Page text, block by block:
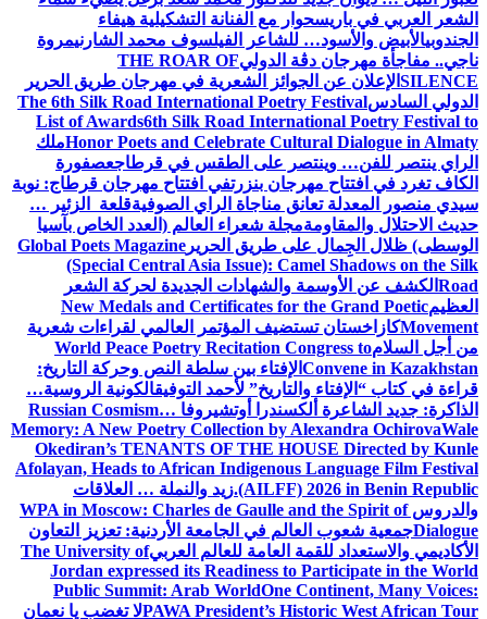
الشعر العربي في باريسحوار مع الفنانة التشكيلية هيفاء
الجندوبيالأبيض والأسود… للشاعر الفيلسوف محمد الشارنيمروة
ناجي.. مفاجأة مهرجان دڨة الدوليTHE ROAR OF
SILENCE الإعلان عن الجوائز الشعرية في مهرجان طريق الحرير
الدولي السادسThe 6th Silk Road International Poetry Festival
List of Awards6th Silk Road International Poetry Festival to
Honor Poets and Celebrate Cultural Dialogue in Almatyملك
الراي ينتصر للفن… وينتصر على الطقس في قرطاجعصفورة
الكاف تغرد في افتتاح مهرجان بنزرتفي افتتاح مهرجان قرطاج: نوبة
سيدي منصور المعدلة تعانق مناجاة الراي الصوفيةقلعة الزئير …
حديث الاحتلال والمقاومةمجلة شعراء العالم (العدد الخاص بآسيا
الوسطى) ظلال الجِمال على طريق الحرير Global Poets Magazine
(Special Central Asia Issue): Camel Shadows on the Silk
Road الكشف عن الأوسمة والشهادات الجديدة لحركة الشعر
العظيمNew Medals and Certificates for the Grand Poetic
Movementكازاخستان تستضيف المؤتمر العالمي لقراءات شعرية
من أجل السلامWorld Peace Poetry Recitation Congress to
Convene in Kazakhstan الإفتاء بين سلطة النص وحركة التاريخ:
قراءة في كتاب “الإفتاء والتاريخ” لأحمد التوفيقالكونية الروسية…
الذاكرة: جديد الشاعرة ألكسندرا أوتشيروفا Russian Cosmism…
Memory: A New Poetry Collection by Alexandra OchirovaWale
Okediran’s TENANTS OF THE HOUSE Directed by Kunle
Afolayan, Heads to African Indigenous Language Film Festival
(AILFF) 2026 in Benin Republic. زيد والنملة … العلاقات
والدروسWPA in Moscow: Charles de Gaulle and the Spirit of
Dialogueجمعية شعوب العالم في الجامعة الأردنية: تعزيز التعاون
الأكاديمي والاستعداد للقمة العامة للعالم العربيThe University of
Jordan expressed its Readiness to Participate in the World
Public Summit: Arab WorldOne Continent, Many Voices:
PAWA President’s Historic West African Tourلا تغضب يا نعمان